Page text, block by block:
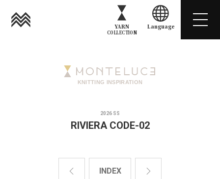
YARN
COLLECTION
Language
KNITTING INSPIRATION
2026 SS
RIVIERA CODE-02
INDEX